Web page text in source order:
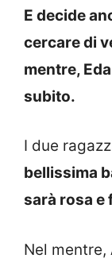
E decide
cercare di
mentre,
subito.
I due
bellissima
sarà rosa e
Nel mentre,